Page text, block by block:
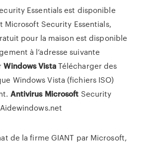
Essentials est disponible
Microsoft Security Essentials,
pour la maison est disponible
à l’adresse suivante
WindowsVistaTélécharger des
Windows Vista (fichiers ISO)
Antivirus Microsoft Security
de la firme GIANT par Microsoft,